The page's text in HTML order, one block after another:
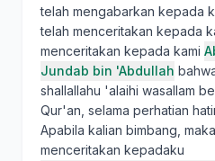
telah mengabarkan kepada
telah menceritakan kepada
menceritakan kepada kami
Jundab bin 'Abdullah
shallallahu 'alaihi wasallam
Qur'an, selama perhatian
Apabila kalian bimbang,
menceritakan kepadaku